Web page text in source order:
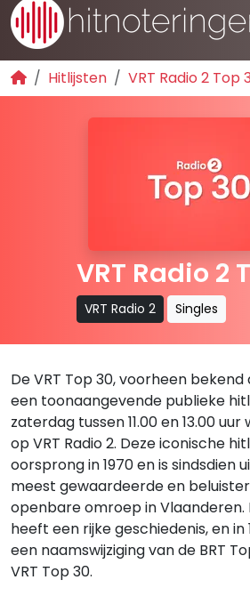
Hitlijsten VRT Radio 2 Top
VRT Radio 2
VRT Radio 2 Singles
De VRT Top 30, voorheen bekend
een toonaangevende publieke
zaterdag tussen 11.00 en 13.00
op VRT Radio 2. Deze iconische
oorsprong in 1970 en is sindsdien
meest gewaardeerde en
openbare omroep in Vlaanderen.
heeft een rijke geschiedenis, en in
een naamswijziging van de BRT
VRT Top 30.